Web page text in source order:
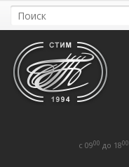
c 0900 до 1800